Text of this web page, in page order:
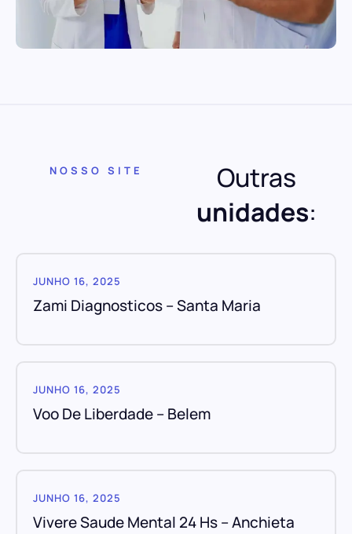
NOSSO SITE
Outras
unidades:
JUNHO 16, 2025
Zami Diagnosticos – Santa Maria
JUNHO 16, 2025
Voo De Liberdade – Belem
JUNHO 16, 2025
Vivere Saude Mental 24 Hs – Anchieta